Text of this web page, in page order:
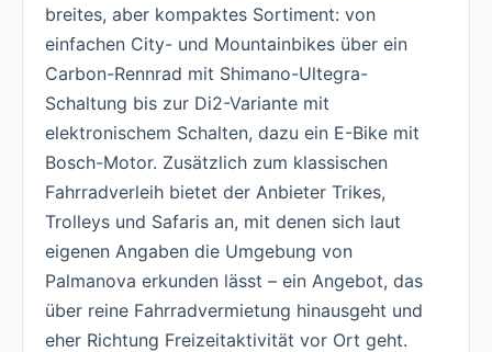
breites, aber kompaktes Sortiment: von
einfachen City- und Mountainbikes über ein
Carbon-Rennrad mit Shimano-Ultegra-
Schaltung bis zur Di2-Variante mit
elektronischem Schalten, dazu ein E-Bike mit
Bosch-Motor. Zusätzlich zum klassischen
Fahrradverleih bietet der Anbieter Trikes,
Trolleys und Safaris an, mit denen sich laut
eigenen Angaben die Umgebung von
Palmanova erkunden lässt – ein Angebot, das
über reine Fahrradvermietung hinausgeht und
eher Richtung Freizeitaktivität vor Ort geht.